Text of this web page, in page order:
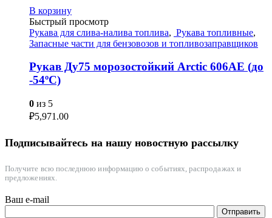
В корзину
Быстрый просмотр
Рукава для слива-налива топлива, Рукава топливные,
Запасные части для бензовозов и топливозаправщиков
Рукав Ду75 морозостойкий Arctic 606AE (до
-54ºС)
0 из 5
₽5,971.00
Подписывайтесь на нашу новостную рассылку
Получите всю последнюю информацию о событиях, распродажах и
предложениях.
Ваш e-mail